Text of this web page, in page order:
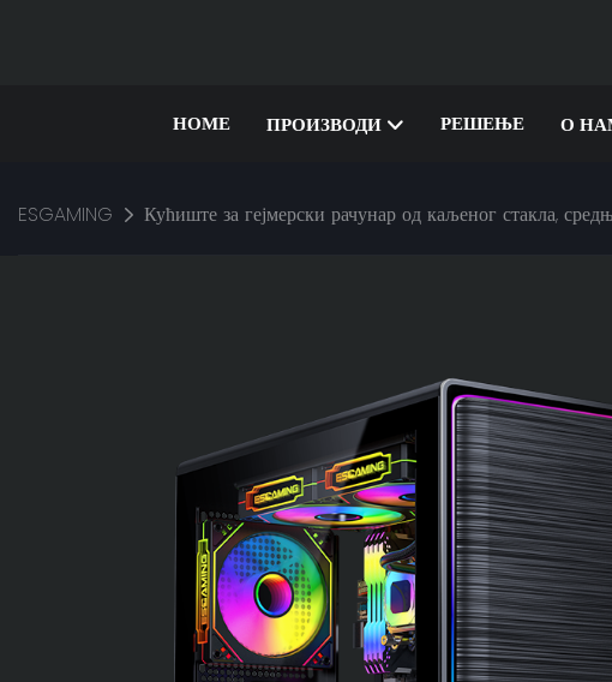
HOME ПРОИЗВОДИ РЕШЕЊЕ О
ESGAMING Кућиште за гејмерски рачунар од каљеног стакла,